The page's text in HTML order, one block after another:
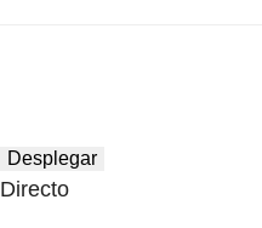
Desplegar
Directo